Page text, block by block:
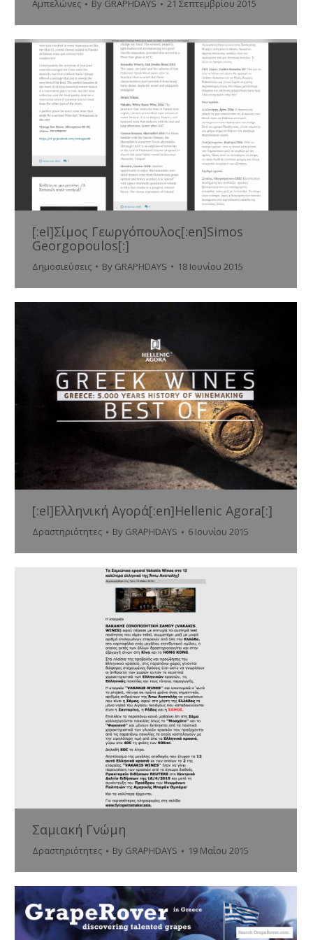
Αμπελώνες By GRAPHDAYS 21 Σεπτεμβρίου 2015
[:el]Σίμος Γεωργόπουλος[:en]Simos
Georgopoulos[:]
Δημοσιεύσεις By GRAPHDAYS 18 Ιουνίου 2015
[:el]Ελληνική Αγορά[:en]Hellenic Agora[:]
Δραστηριότητες By GRAPHDAYS 6 Ιουνίου 2015
Σαμιακή Γνώμη
Δραστηριότητες By GRAPHDAYS 19 Μαΐου 2015